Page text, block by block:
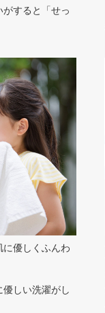
すると「せっ
優しくふんわ
しい洗濯がし